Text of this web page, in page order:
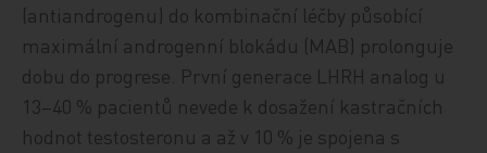
(antiandrogenu) do kombinační léčby působící
maximální androgenní blokádu (MAB) prolonguje
dobu do progrese. První generace LHRH analog u
13–40 % pacientů nevede k dosažení kastračních
hodnot testosteronu a až v 10 % je spojena s